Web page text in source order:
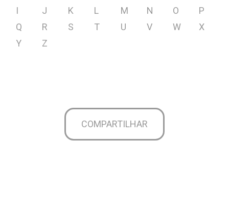
I
J K L M N O
P
Q
R S T U V W
X
Y
Z
COMPARTILHAR